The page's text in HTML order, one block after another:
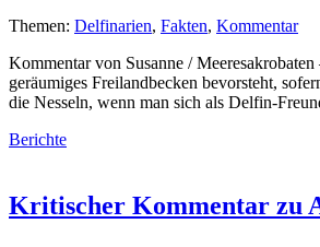
Themen: Delfinarien, Fakten, Kommentar
Kommentar von Susanne /
geräumiges Freilandbecken bevorsteht,
die Nesseln, wenn man sich als Delfin-
Berichte
Kritischer Kommentar zu